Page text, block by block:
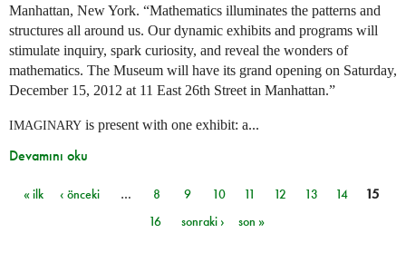
Manhattan, New York. “Mathematics illuminates the patterns and
structures all around us. Our dynamic exhibits and programs will
stimulate inquiry, spark curiosity, and reveal the wonders of
mathematics. The Museum will have its grand opening on Saturday,
December 15, 2012 at 11 East 26th Street in Manhattan.”
IMAGINARY is present with one exhibit: a...
Devamını oku
Sayfalar
« ilk ‹ önceki … 8 9 10 11 12 13 14
15
16
sonraki › son »